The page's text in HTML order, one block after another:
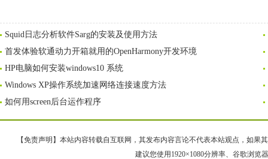
Squid日志分析软件Sarg的安装及使用方法
首发体验软通动力开箱就用的OpenHarmony开发环境
HP电脑如何安装windows10 系统
Windows XP操作系统加速网络连接速度方法
如何用screen后台运作程序
【免责声明】本站内容转载自互联网，其发布内容言论不代表本站观点，如果
建议您使用1920×1080分辨率、谷歌浏览